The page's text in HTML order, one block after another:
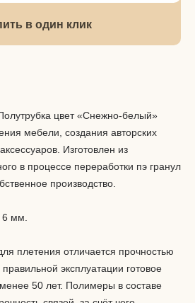
в один клик
цвет «Снежно-белый»
мебели, создания авторских
Изготовлен из
в процессе переработки пэ гранул
производство.
6 мм.
плетения отличается прочностью
эксплуатации готовое
50 лет. Полимеры в составе